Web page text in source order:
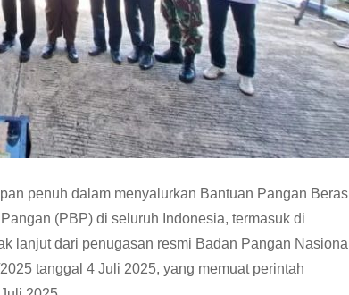
penuh dalam menyalurkan Bantuan Pangan Beras
(PBP) di seluruh Indonesia, termasuk di
lanjut dari penugasan resmi Badan Pangan Nasional
tanggal 4 Juli 2025, yang memuat perintah